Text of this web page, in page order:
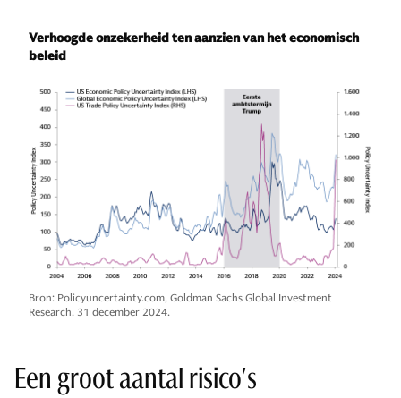
Verhoogde onzekerheid ten aanzien van het economisch
beleid
Bron: Policyuncertainty.com, Goldman Sachs Global Investment
Research. 31 december 2024.
Een groot aantal risico's